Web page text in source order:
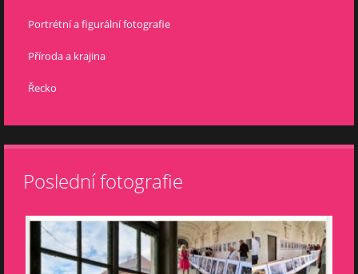
Portrétní a figurální fotografie
Příroda a krajina
Řecko
Poslední fotografie